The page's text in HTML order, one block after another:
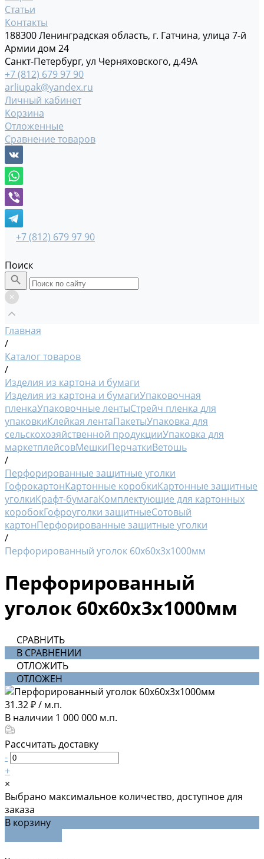
Статьи
Контакты
188300 Ленинградская область, г. Гатчина, улица 7-й
Армии дом 24
Санкт-Петербург, ул Черняховского, д.49А
+7 (812) 679 97 90
arliupak@yandex.ru
Личный кабинет
Корзина
Отложенные
Сравнение товаров
+7 (812) 679 97 90
Поиск
Главная
/
Каталог товаров
/
Изделия из картона и бумаги
Изделия из картона и бумагиУпаковочная
пленкаУпаковочные лентыСтрейч пленка для
упаковкиКлейкая лентаПакетыУпаковка для
сельскохозяйственной продукцииУпаковка для
маркетплейсовМешкиПерчаткиВетошь
/
Перфорированные защитные уголки
ГофрокартонКартонные коробкиКартонные защитные
уголкиКрафт-бумагаКомплектующие для картонных
коробокГофроуголки защитныеСотовый
картонПерфорированные защитные уголки
/
Перфорированный уголок 60х60х3х1000мм
Перфорированный
уголок 60х60х3х1000мм
СРАВНИТЬ
В СРАВНЕНИИ
ОТЛОЖИТЬ
ОТЛОЖЕН
31.32 ₽/ м.п.
В наличии 1 000 000 м.п.
Рассчитать доставку
-
+
×
Выбрано максимальное количество, доступное для
заказа
В корзину